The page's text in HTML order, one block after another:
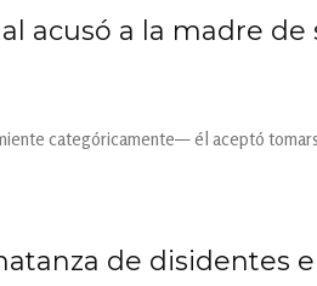
acusó a la madre
categóricamente— él aceptó
de disidentes